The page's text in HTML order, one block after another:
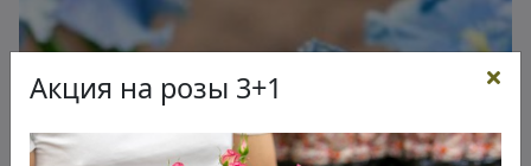
Акция на розы 3+1